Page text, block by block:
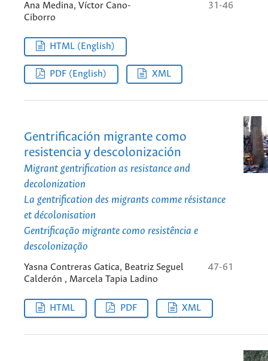
Ana Medina, Víctor Cano-
Ciborro
31-46
HTML (English)
PDF (English) XML
Gentrificación migrante como
resistencia y descolonización
Migrant gentrification as resistance and
decolonization
La gentrification des migrants comme résistance
et décolonisation
Gentrificação migrante como resistência e
descolonização
Yasna Contreras Gatica, Beatriz Seguel
Calderón , Marcela Tapia Ladino
47-61
HTML PDF XML